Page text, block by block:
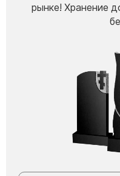
рынке! Хранение